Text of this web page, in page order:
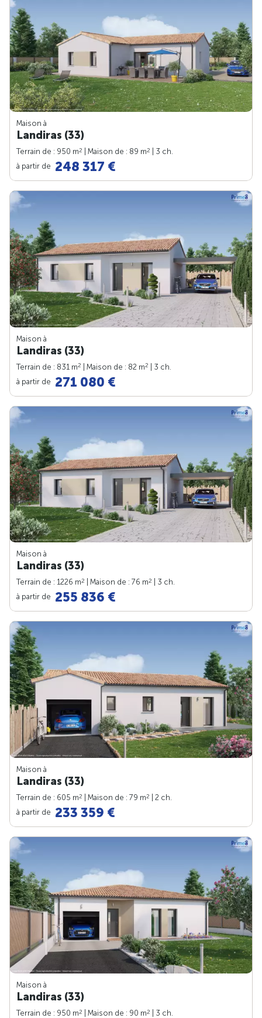
Maison à
Landiras (33)
Terrain de : 950 m2 | Maison de : 89 m2
| 3 ch.
à partir de 248 317 €
Maison à
Landiras (33)
Terrain de : 831 m2 | Maison de : 82 m2
| 3 ch.
à partir de 271 080 €
Maison à
Landiras (33)
Terrain de : 1226 m2 | Maison de : 76 m2
| 3 ch.
à partir de 255 836 €
Maison à
Landiras (33)
Terrain de : 605 m2 | Maison de : 79 m2
| 2 ch.
à partir de 233 359 €
Maison à
Landiras (33)
Terrain de : 950 m2 | Maison de : 90 m2
| 3 ch.